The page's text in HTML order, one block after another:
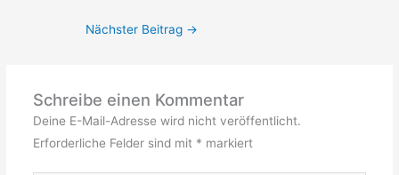
Nächster Beitrag →
Schreibe einen Kommentar
Deine E-Mail-Adresse wird nicht veröffentlicht.
Erforderliche Felder sind mit * markiert